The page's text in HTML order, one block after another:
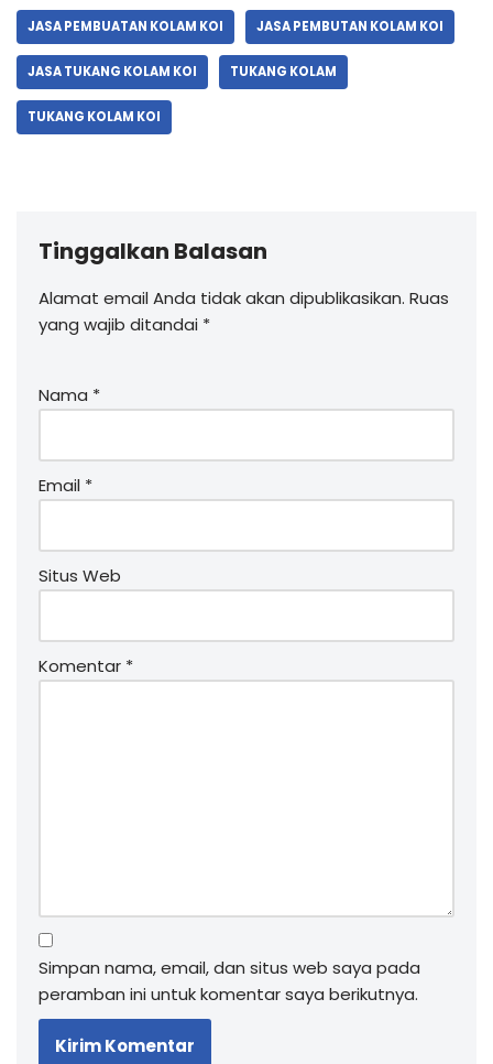
JASA PEMBUATAN KOLAM KOI JASA PEMBUTAN KOLAM KOI
JASA TUKANG KOLAM KOI TUKANG KOLAM
TUKANG KOLAM KOI
Tinggalkan Balasan
Alamat email Anda tidak akan dipublikasikan. Ruas
yang wajib ditandai *
Nama *
Email *
Situs Web
Komentar *
Simpan nama, email, dan situs web saya pada
peramban ini untuk komentar saya berikutnya.